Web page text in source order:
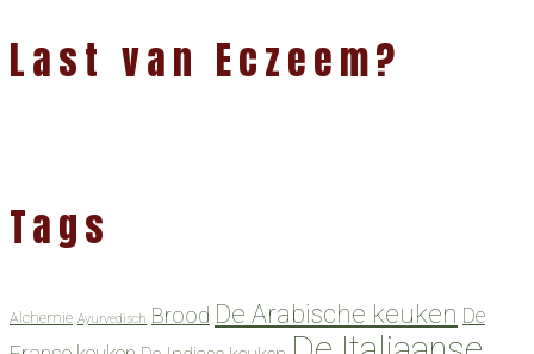
Last van Eczeem?
Tags
Alchemie Ayurvedisch Brood De Arabische keuken De